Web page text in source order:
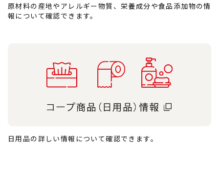
原材料の産地やアレルギー物質、栄養成分や食品添加物の情
報について確認できます。
日用品の詳しい情報について確認できます。